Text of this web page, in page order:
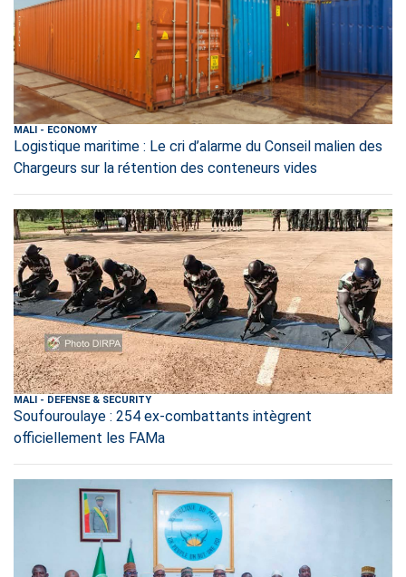
MALI - ECONOMY
Logistique maritime : Le cri d’alarme du Conseil malien des
Chargeurs sur la rétention des conteneurs vides
MALI - DEFENSE & SECURITY
Soufouroulaye : 254 ex-combattants intègrent
officiellement les FAMa